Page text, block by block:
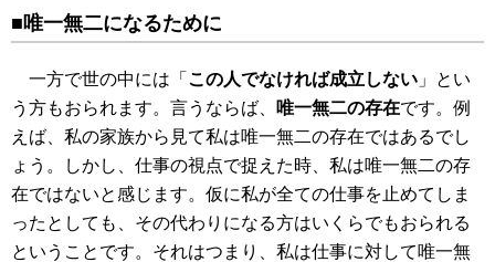
■唯一無二になるために
一方で世の中には「 この人でなければ成立しない 」とい
う方もおられます。言うならば、
唯一無二の存在です。例
えば、私の家族から見て私は唯一無二の存在ではあるでし
ょう。しかし、仕事の視点で捉えた時、私は唯一無二の存
在ではないと感じます。仮に私が全ての仕事を止めてしま
ったとしても、その代わりになる方はいくらでもおられる
ということです。それはつまり、私は仕事に対して唯一無